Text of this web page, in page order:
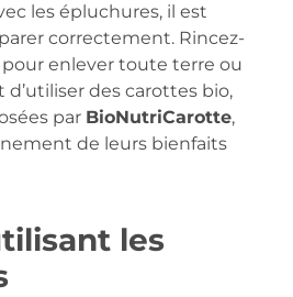
les épluchures, il est
correctement. Rincez-
pour enlever toute terre ou
d’utiliser des carottes bio,
par BioNutriCarotte,
de leurs bienfaits
les